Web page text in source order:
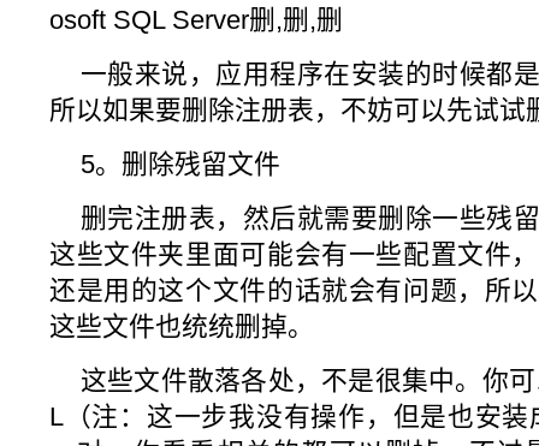
osoft SQL Server删,删,删
一般来说，应用程序在安装的时候都
所以如果要删除注册表，不妨可以先试试
5。删除残留文件
删完注册表，然后就需要删除一些残
这些文件夹里面可能会有一些配置文件
还是用的这个文件的话就会有问题，所
这些文件也统统删掉。
这些文件散落各处，不是很集中。你
L（注：这一步我没有操作，但是也安